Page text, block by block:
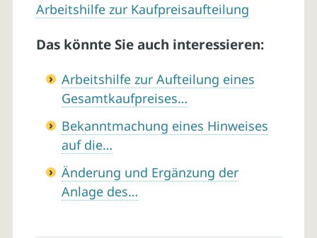
Arbeitshilfe zur Kaufpreisaufteilung
Das könnte Sie auch interessieren:
Arbeitshilfe zur Aufteilung eines
Gesamtkaufpreises…
Bekanntmachung eines Hinweises
auf die…
Änderung und Ergänzung der
Anlage des…